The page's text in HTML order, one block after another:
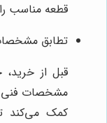
قطعه مناسب
تطابق
قبل از
مشخصات فنی
کمک می‌کند